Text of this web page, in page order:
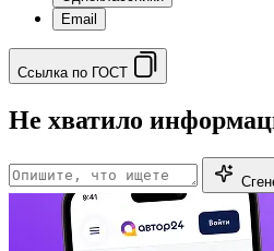
Email
Ссылка по ГОСТ
Не хватило